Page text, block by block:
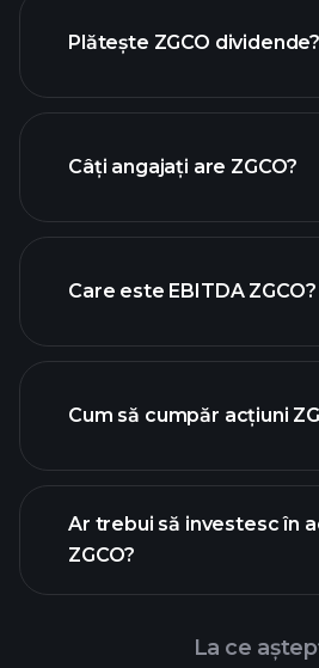
Plătește ZGCO dividende?
acțiuni cu dividende mari
Câți angajați are ZGCO?
Care este EBITDA ZGCO?
rapoartele financiare
Cum să cumpăr acțiuni
Ar trebui să investesc în
ZGCO?
La ce